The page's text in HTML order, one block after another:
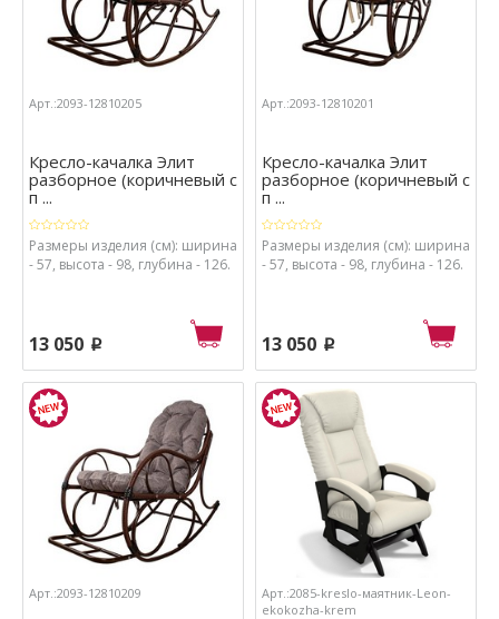
Арт.:2093-12810205
Кресло-качалка Элит
разборное (коричневый с
п ...
Размеры изделия (см): ширина
- 57, высота - 98, глубина - 126.
13 050 p
Арт.:2093-12810201
Кресло-качалка Элит
разборное (коричневый с
п ...
Размеры изделия (см): ширина
- 57, высота - 98, глубина - 126.
13 050 p
Арт.:2093-12810209
Арт.:2085-kreslo-маятник-Leon-
ekokozha-krem